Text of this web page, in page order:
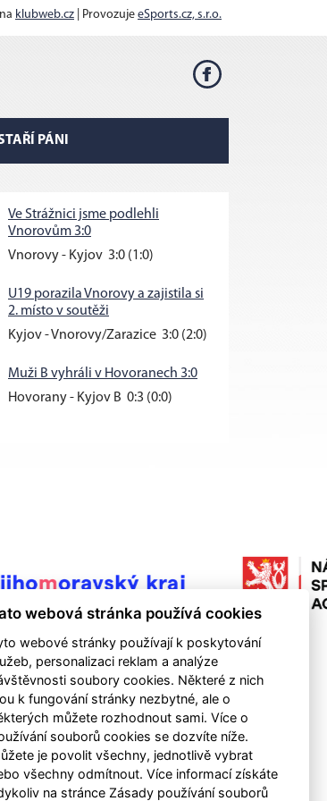
klubweb.cz | Provozuje eSports.cz, s.r.o.
PÁNI
Ve Strážnici jsme podlehli
Vnorovům 3:0
Vnorovy - Kyjov 3:0 (1:0)
U19 porazila Vnorovy a zajistila si
2. místo v soutěži
Kyjov - Vnorovy/Zarazice 3:0 (2:0)
Muži B vyhráli v Hovoranech 3:0
Hovorany - Kyjov B 0:3 (0:0)
RSS
webová stránka používá cookies
webové stránky používají k poskytování
personalizaci reklam a analýze
soubory cookies. Některé z nich
k fungování stránky nezbytné, ale o
můžete rozhodnout sami. Více o
souborů cookies se dozvíte níže.
je povolit všechny, jednotlivě vybrat
všechny odmítnout. Více informací získáte
na stránce Zásady používání souborů